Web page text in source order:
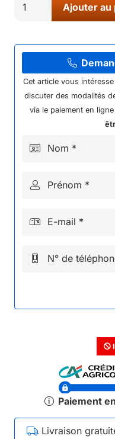
KIT
KAYO
EA70
Ajouter au
Cet article vous
discuter des modalités
via le paiement en
Nom *
Prénom *
E-mail *
N° de
Paiement
Livraison